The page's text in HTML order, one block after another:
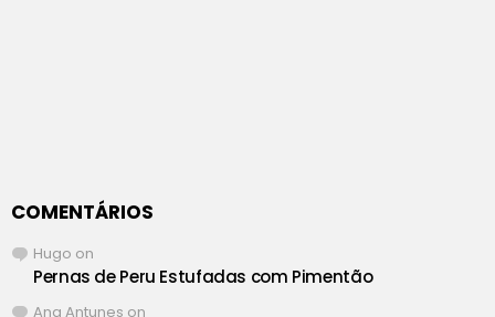
COMENTÁRIOS
Hugo on
Pernas de Peru Estufadas com Pimentão
Ana Antunes on